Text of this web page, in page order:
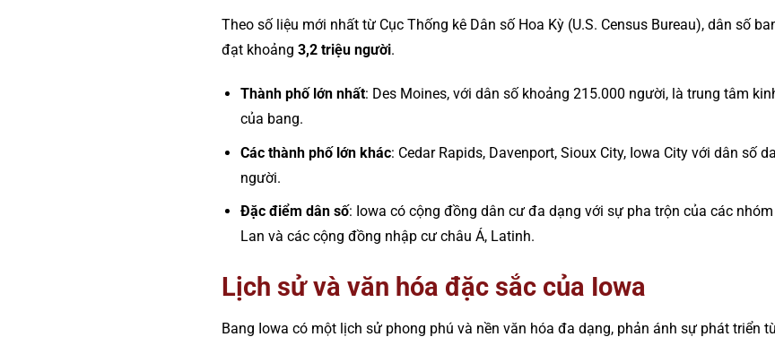
Theo số liệu mới nhất từ Cục Thống kê Dân số Hoa Kỳ (U.S. Census Bureau), dân số
đạt khoảng 3,2 triệu người.
Thành phố lớn nhất: Des Moines, với dân số khoảng 215.000 người, là trung tâm
của bang.
Các thành phố lớn khác: Cedar Rapids, Davenport, Sioux City, Iowa City với dân số
người.
Đặc điểm dân số: Iowa có cộng đồng dân cư đa dạng với sự pha trộn của các
Lan và các cộng đồng nhập cư châu Á, Latinh.
Lịch sử và văn hóa đặc sắc của Iowa
Bang Iowa có một lịch sử phong phú và nền văn hóa đa dạng, phản ánh sự phát triển